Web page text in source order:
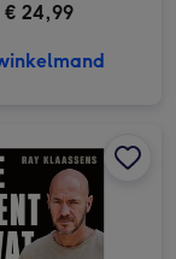
€ 24,99